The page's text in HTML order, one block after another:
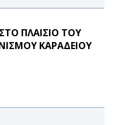
ΠΛΑΙΣΙΟ ΤΟΥ
ΚΑΡΑΔΕΙΟΥ